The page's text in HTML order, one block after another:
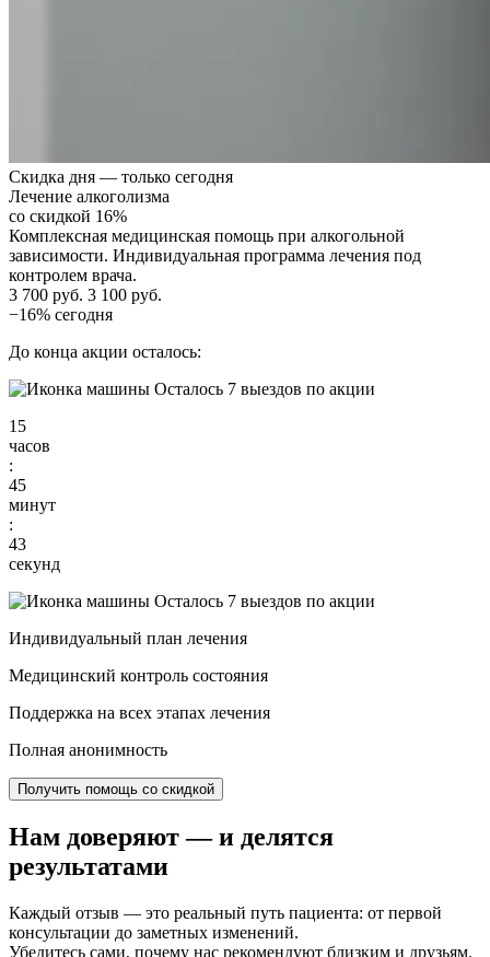
Скидка дня — только сегодня
Лечение алкоголизма
со скидкой 16%
Комплексная медицинская помощь при алкогольной
зависимости. Индивидуальная программа лечения под
контролем врача.
3 700 руб. 3 100 руб.
−16% сегодня
До конца акции осталось:
Осталось 7 выездов по акции
15
часов
:
45
минут
:
42
секунд
Осталось 7 выездов по акции
Индивидуальный план лечения
Медицинский контроль состояния
Поддержка на всех этапах лечения
Полная анонимность
Получить помощь со скидкой
Нам доверяют— и делятся
результатами
Каждый отзыв — это реальный путь пациента: от первой
консультации до заметных изменений.
Убедитесь сами, почему нас рекомендуют близким и друзьям.